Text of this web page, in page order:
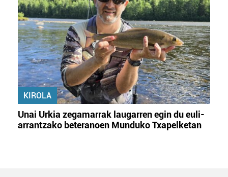
KIROLA
Unai Urkia zegamarrak laugarren egin du euli-
arrantzako beteranoen Munduko Txapelketan